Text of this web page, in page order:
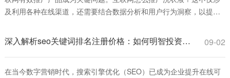
及利用各种在线渠道，还需要结合数据分析和用户行为洞察，以提升
方法和实战技巧，帮助品牌在线上市场中脱颖而出。 首先，互联网怎
么推广洗衣液的基础是建立一个强大的线上
深入解析seo关键词排名注册价格：如何明智投资并获取高回报 09-02
在当今数字营销时代，搜索引擎优化（SEO）已成为企业提升在线可